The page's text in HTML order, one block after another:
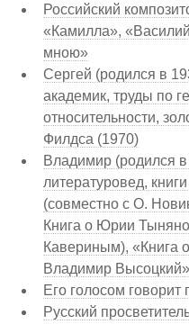
Российский
«Камилла»,
мною»
Сергей (родился в
академик, труды по
относительности,
Филдса (1970)
Владимир (родился в
литературовед,
(совместно с О.
Книга о Юрии
Кавериным), «Книга
Владимир Высоцкий»
Его голосом говорит
Русский